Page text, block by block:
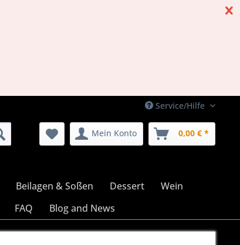
Service/Hilfe
Mein Konto 0,00 € *
Beilagen & Soßen Dessert
Wein
FAQ Blog and News